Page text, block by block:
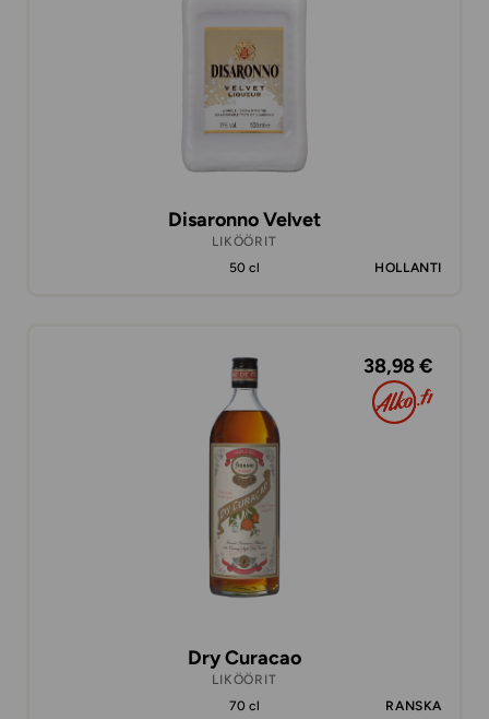
Disaronno Velvet
LIKÖÖRIT
50 cl
HOLLANTI
38,98 €
Dry Curacao
LIKÖÖRIT
70 cl
RANSKA